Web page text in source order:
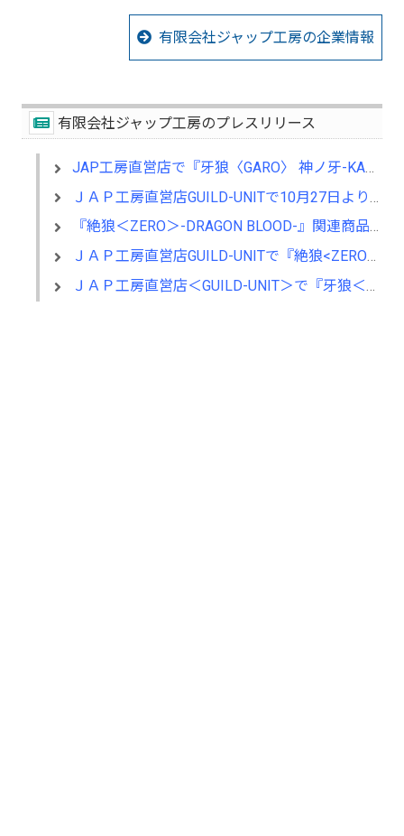
有限会社ジャップ工房の企業情報
有限会社ジャップ工房のプレスリリース
JAP工房直営店で『牙狼〈GARO〉 神ノ牙-KAMINOKIBA-』衣装＆プロップ展示中！
ＪＡＰ工房直営店GUILD-UNITで10月27日より『まいけるからわた はりこのぱけもの展』開催
『絶狼＜ZERO＞-DRAGON BLOOD-』関連商品を７／５より取扱開始
ＪＡＰ工房直営店GUILD-UNITで『絶狼<ZERO>』衣装＆プロップを展示中!!
ＪＡＰ工房直営店＜GUILD-UNIT＞で『牙狼＜ＧＡＲＯ＞』衣装展を開催！